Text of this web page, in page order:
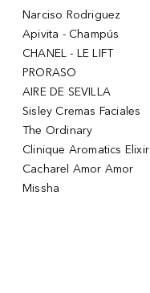
Narciso Rodriguez
Apivita - Champús
CHANEL - LE LIFT
PRORASO
AIRE DE SEVILLA
Sisley Cremas Faciales
The Ordinary
Clinique Aromatics Elixir
Cacharel Amor Amor
Missha